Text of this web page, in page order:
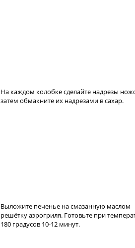
На каждом колобке сделайте надрезы
затем обмакните их надрезами в сахар.
Выложите печенье на смазанную маслом
решётку аэрогриля. Готовьте при
180 градусов 10-12 минут.